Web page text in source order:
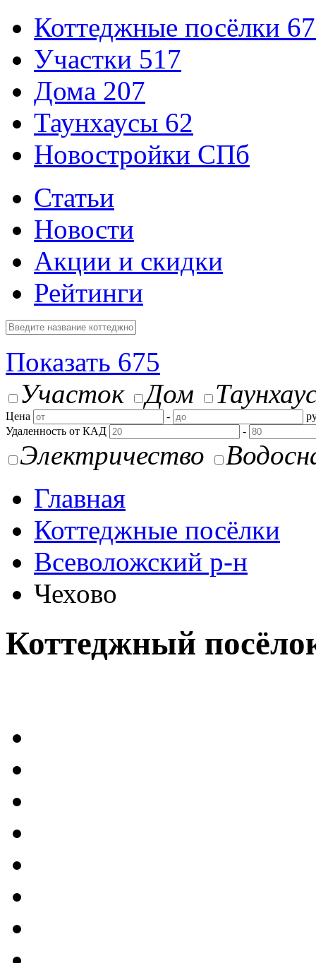
Коттеджные посёлки
Участки 517
Дома 207
Таунхаусы 62
Новостройки СПб
Статьи
Новости
Акции и скидки
Рейтинги
Показать 675
Участок
Дом
Цена -
Удаленность от КАД
-
Электричество
Главная
Коттеджные посёлки
Всеволожский р-н
Чехово
Коттеджный